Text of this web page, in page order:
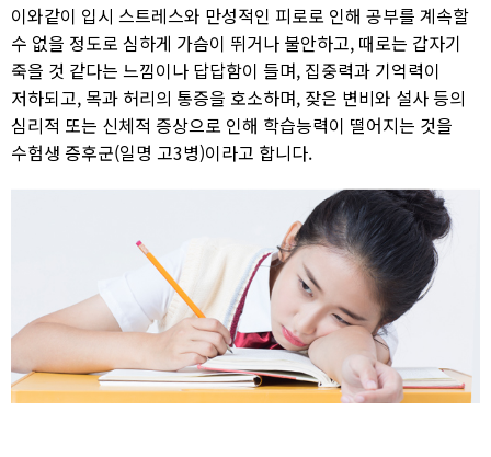
이와같이 입시 스트레스와 만성적인 피로로 인해 공부를 계속할
수 없을 정도로 심하게 가슴이 뛰거나 불안하고, 때로는 갑자기
죽을 것 같다는 느낌이나 답답함이 들며, 집중력과 기억력이
저하되고, 목과 허리의 통증을 호소하며, 잦은 변비와 설사 등의
심리적 또는 신체적 증상으로 인해 학습능력이 떨어지는 것을
수험생 증후군(일명 고3병)이라고 합니다.​